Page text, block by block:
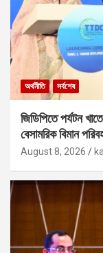
অর্থনীতি সর্বশেষ
জিডিপিতে পর্যটন
বেসামরিক বিমান
August 8, 2026